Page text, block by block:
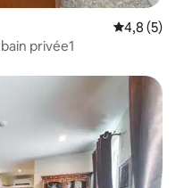
Évaluation
4,8 (5)
privée1